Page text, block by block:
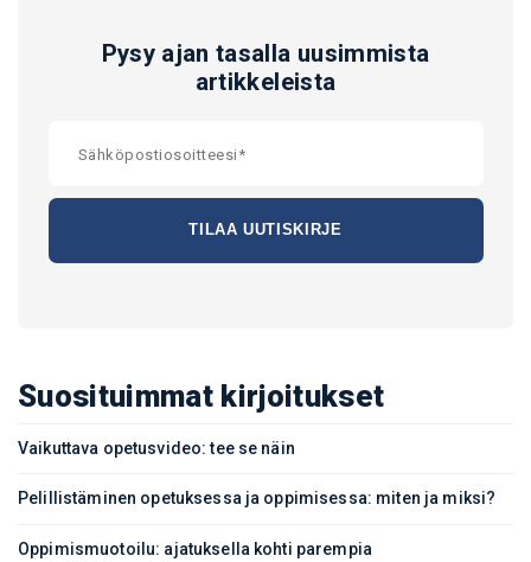
Pysy ajan tasalla uusimmista
artikkeleista
Suosituimmat kirjoitukset
Vaikuttava opetusvideo: tee se näin
Pelillistäminen opetuksessa ja oppimisessa: miten ja miksi?
Oppimismuotoilu: ajatuksella kohti parempia